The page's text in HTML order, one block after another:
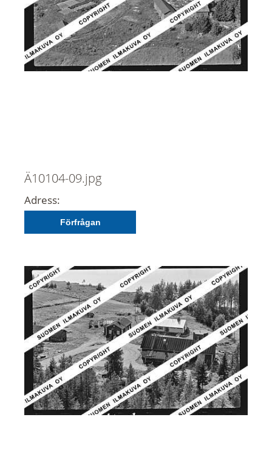
Ä10104-09.jpg
Adress:
Förfrågan